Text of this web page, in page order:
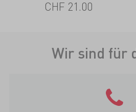
CHF 21.00
Wir sind für